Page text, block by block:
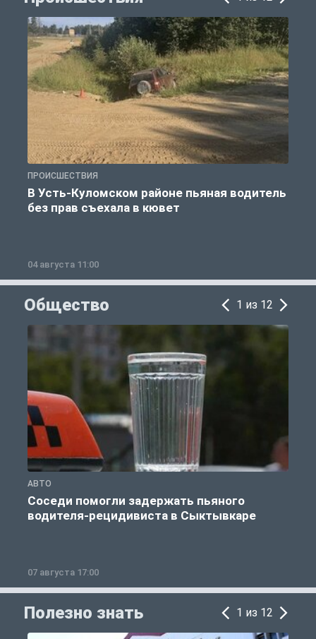
ПРОИСШЕСТВИЯ
В Усть-Куломском районе пьяная водитель
без прав съехала в кювет
04 августа 11:00
Общество 1 из 12
АВТО
Соседи помогли задержать пьяного
водителя-рецидивиста в Сыктывкаре
07 августа 17:00
Полезно знать 1 из 12